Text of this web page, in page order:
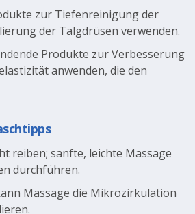
zur Tiefenreinigung der
der Talgdrüsen verwenden.
Produkte zur Verbesserung
anwenden, die den
reiben; sanfte, leichte Massage
durchführen.
Massage die Mikrozirkulation